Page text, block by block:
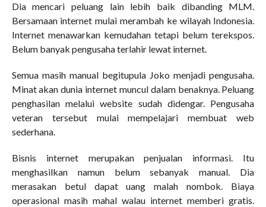
Dia mencari peluang lain lebih baik dibanding MLM.
Bersamaan internet mulai merambah ke wilayah Indonesia.
Internet menawarkan kemudahan tetapi belum terekspos.
Belum banyak pengusaha terlahir lewat internet.
Semua masih manual begitupula Joko menjadi pengusaha.
Minat akan dunia internet muncul dalam benaknya. Peluang
penghasilan melalui website sudah didengar. Pengusaha
veteran tersebut mulai mempelajari membuat web
sederhana.
Bisnis internet merupakan penjualan informasi. Itu
menghasilkan namun belum sebanyak manual. Dia
merasakan betul dapat uang malah nombok. Biaya
operasional masih mahal walau internet memberi gratis.